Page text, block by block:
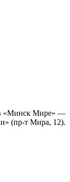
в «Минск Мире» —
(пр-т Мира, 12).